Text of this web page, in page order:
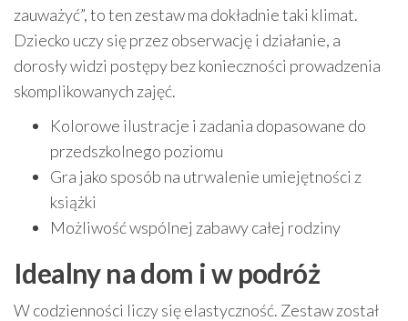
zauważyć”, to ten zestaw ma dokładnie taki klimat.
Dziecko uczy się przez obserwację i działanie, a
dorosły widzi postępy bez konieczności prowadzenia
skomplikowanych zajęć.
Kolorowe ilustracje i zadania dopasowane do
przedszkolnego poziomu
Gra jako sposób na utrwalenie umiejętności z
książki
Możliwość wspólnej zabawy całej rodziny
Idealny na dom i w podróż
W codzienności liczy się elastyczność. Zestaw został